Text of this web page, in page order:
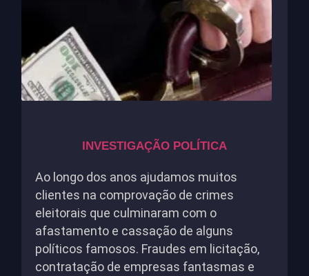
INVESTIGAÇÃO POLÍTICA
Ao longo dos anos ajudamos muitos
clientes na comprovação de crimes
eleitorais que culminaram com o
afastamento e cassação de alguns
políticos famosos. Fraudes em licitação,
contratação de empresas fantasmas e